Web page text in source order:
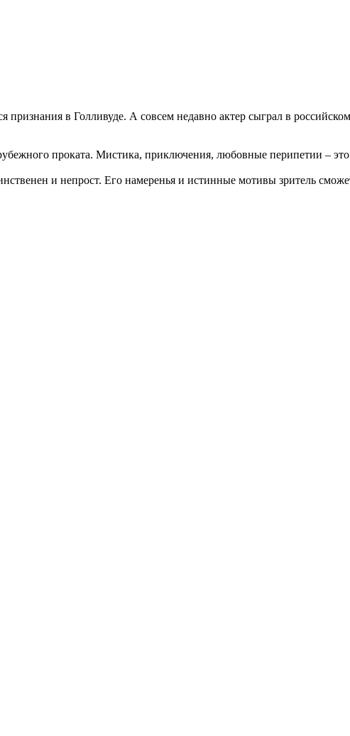
в Голливуде. А совсем недавно актер сыграл в
проката. Мистика, приключения, любовные перипетии –
и непрост. Его намеренья и истинные мотивы зритель